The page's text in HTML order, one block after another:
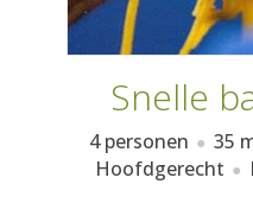
Snelle
4 personen 35
Hoofdgerecht